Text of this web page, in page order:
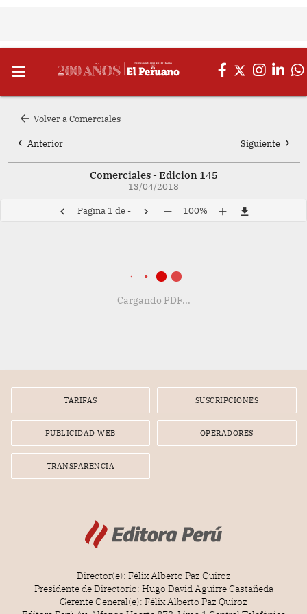
arrow_back Volver a Comerciales
chevron_left Anterior Siguiente chevron_right
Comerciales - Edicion 145
13/04/2018
chevron_left Pagina 1 de- chevron_right remove 100% add file_download
Cargando PDF...
TARIFAS SUSCRIPCIONES
PUBLICIDAD WEB OPERADORES
TRANSPARENCIA
Director(e): Félix Alberto Paz Quiroz
Presidente de Directorio: Hugo David Aguirre Castañeda
Gerente General(e): Félix Alberto Paz Quiroz